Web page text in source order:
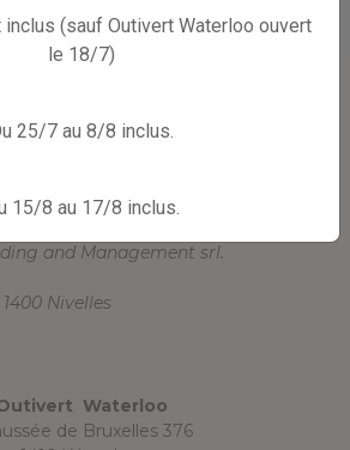
and Management srl.
Nivelles
Waterloo
de Bruxelles 376
inclus (sauf Outivert Waterloo ouvert
le 18/7)
25/7 au 8/8 inclus.
15/8 au 17/8 inclus.